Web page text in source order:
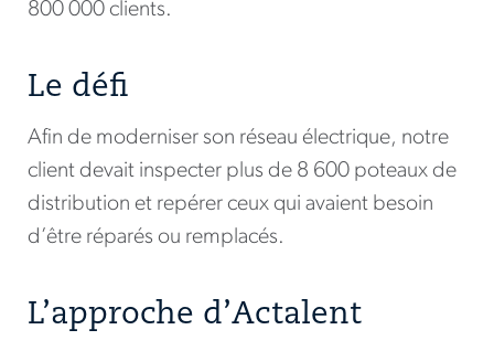
800 000 clients.
Le défi
Afin de moderniser son réseau électrique, notre
client devait inspecter plus de 8 600 poteaux de
distribution et repérer ceux qui avaient besoin
d’être réparés ou remplacés.
L’approche d’Actalent